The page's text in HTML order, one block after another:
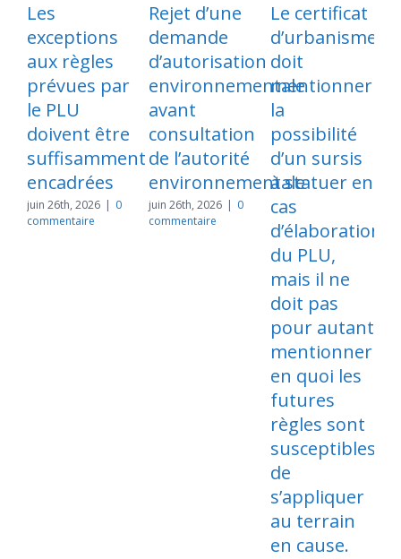
Les
exceptions
aux règles
prévues par
le PLU
doivent être
suffisamment
encadrées
juin 26th, 2026 | 0
commentaire
Rejet d’une
demande
d’autorisation
environnementale
avant
consultation
de l’autorité
environnementale
juin 26th, 2026 | 0
commentaire
Le certificat
d’urbanisme
doit
mentionner
la
possibilité
d’un sursis
à statuer en
cas
d’élaboration
du PLU,
mais il ne
doit pas
pour autant
mentionner
en quoi les
futures
règles sont
susceptibles
de
s’appliquer
au terrain
en cause.